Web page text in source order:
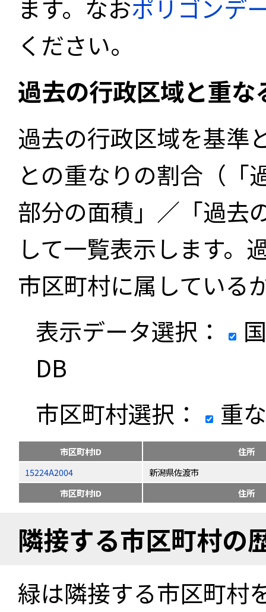
ます。なおポリゴンデ
ください。
過去の行政区域と重
過去の行政区域を基準
との重なりの割合（「
部分の面積」／「過去
して一覧表示します。
市区町村に属している
表示データ選択：
DB
市区町村選択：
重
市区町村ID
住所
15224A2004
新潟県佐渡市
市区町村ID
住所
隣接する市区町村の
緑は隣接する市区町村